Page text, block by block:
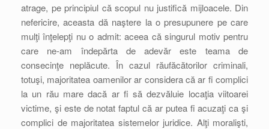
atrage, pe principiul că scopul nu justifică mijloacele. Din
nefericire, aceasta dă naştere la o presupunere pe care
mulţi înţelepţi nu o admit: aceea că singurul motiv pentru
care ne-am îndepărta de adevăr este teama de
consecinţe neplăcute. În cazul răufăcătorilor criminali,
totuşi, majoritatea oamenilor ar considera că ar fi complici
la un rău mare dacă ar fi să dezvăluie locaţia viitoarei
victime, şi este de notat faptul că ar putea fi acuzaţi ca şi
complici de majoritatea sistemelor juridice. Alţi moralişti,